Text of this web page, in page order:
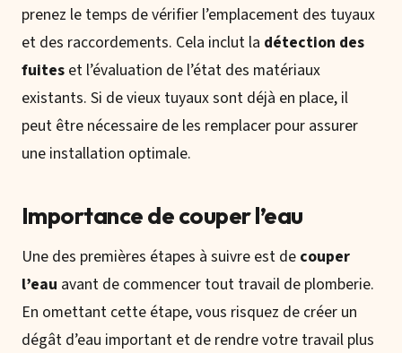
prenez le temps de vérifier l’emplacement des tuyaux
et des raccordements. Cela inclut la détection des
fuites et l’évaluation de l’état des matériaux
existants. Si de vieux tuyaux sont déjà en place, il
peut être nécessaire de les remplacer pour assurer
une installation optimale.
Importance de couper l’eau
Une des premières étapes à suivre est de couper
l’eau avant de commencer tout travail de plomberie.
En omettant cette étape, vous risquez de créer un
dégât d’eau important et de rendre votre travail plus